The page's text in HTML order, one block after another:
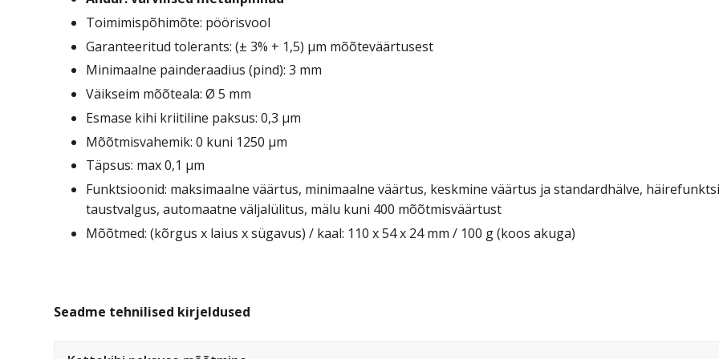
Toimimispõhimõte: pöörisvool
Garanteeritud tolerants: (± 3% + 1,5) µm mõõteväärtusest
Minimaalne painderaadius (pind): 3 mm
Väikseim mõõteala: Ø 5 mm
Esmase kihi kriitiline paksus: 0,3 μm
Mõõtmisvahemik: 0 kuni 1250 µm
Täpsus: max 0,1 µm
Funktsioonid: maksimaalne väärtus, minimaalne väärtus, keskmine väärtus ja standardhälve,
taustvalgus, automaatne väljalülitus, mälu kuni 400 mõõtmisväärtust
Mõõtmed: (kõrgus x laius x sügavus) / kaal: 110 x 54 x 24 mm / 100 g (koos akuga)
Seadme tehnilised kirjeldused